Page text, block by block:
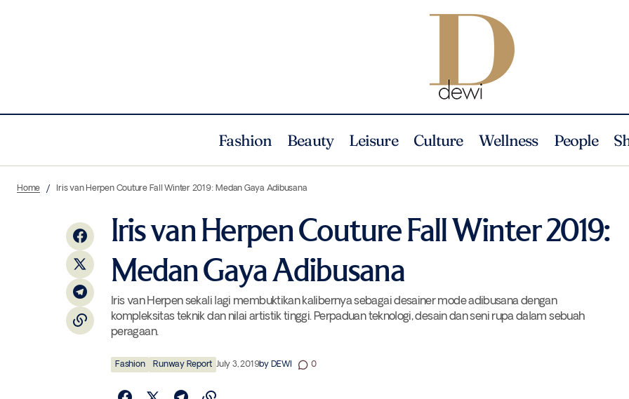
Fashion Beauty Leisure Culture Wellness People
Pertama Persembahan InterContinental
Fashion
Home Iris van Herpen Couture Fall Winter 2019: Medan Gaya Adibusana
Iris van Herpen Couture Fall Winter 2019:
Medan Gaya Adibusana
Iris van Herpen sekali lagi membuktikan kalibernya sebagai desainer mode adibusana dengan
kompleksitas teknik dan nilai artistik tinggi. Perpaduan teknologi, desain dan seni rupa dalam sebuah
peragaan.
Fashion Runway Report July 3, 2019by DEWI 0